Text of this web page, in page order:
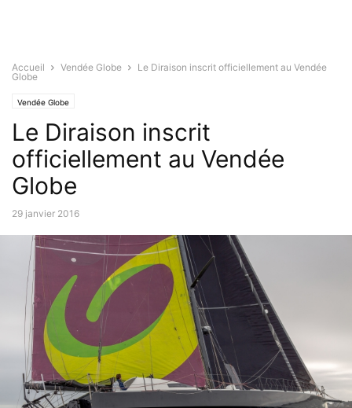
Accueil Vendée Globe
Le Diraison inscrit officiellement au Vendée
Globe
Vendée Globe
Le Diraison inscrit
officiellement au Vendée
Globe
29 janvier 2016